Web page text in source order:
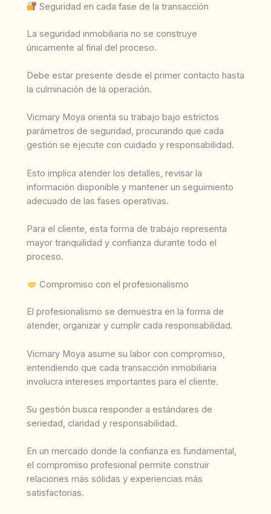
Seguridad en cada fase de la transacción
La seguridad inmobiliaria no se construye
únicamente al final del proceso.
Debe estar presente desde el primer contacto hasta
la culminación de la operación.
Vicmary Moya orienta su trabajo bajo estrictos
parámetros de seguridad, procurando que cada
gestión se ejecute con cuidado y responsabilidad.
Esto implica atender los detalles, revisar la
información disponible y mantener un seguimiento
adecuado de las fases operativas.
Para el cliente, esta forma de trabajo representa
mayor tranquilidad y confianza durante todo el
proceso.
Compromiso con el profesionalismo
El profesionalismo se demuestra en la forma de
atender, organizar y cumplir cada responsabilidad.
Vicmary Moya asume su labor con compromiso,
entendiendo que cada transacción inmobiliaria
involucra intereses importantes para el cliente.
Su gestión busca responder a estándares de
seriedad, claridad y responsabilidad.
En un mercado donde la confianza es fundamental,
el compromiso profesional permite construir
relaciones más sólidas y experiencias más
satisfactorias.